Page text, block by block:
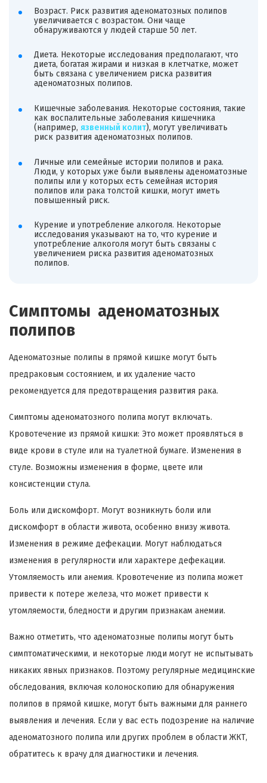
Возраст. Риск развития аденоматозных полипов
увеличивается с возрастом. Они чаще
обнаруживаются у людей старше 50 лет.
Диета. Некоторые исследования предполагают, что
диета, богатая жирами и низкая в клетчатке, может
быть связана с увеличением риска развития
аденоматозных полипов.
Кишечные заболевания. Некоторые состояния, такие
как воспалительные заболевания кишечника
(например, язвенный колит), могут увеличивать
риск развития аденоматозных полипов.
Личные или семейные истории полипов и рака.
Люди, у которых уже были выявлены аденоматозные
полипы или у которых есть семейная история
полипов или рака толстой кишки, могут иметь
повышенный риск.
Курение и употребление алкоголя. Некоторые
исследования указывают на то, что курение и
употребление алкоголя могут быть связаны с
увеличением риска развития аденоматозных
полипов.
Симптомы аденоматозных
полипов
Аденоматозные полипы в прямой кишке могут быть
предраковым состоянием, и их удаление часто
рекомендуется для предотвращения развития рака.
Симптомы аденоматозного полипа могут включать.
Кровотечение из прямой кишки: Это может проявляться в
виде крови в стуле или на туалетной бумаге. Изменения в
стуле. Возможны изменения в форме, цвете или
консистенции стула.
Боль или дискомфорт. Могут возникнуть боли или
дискомфорт в области живота, особенно внизу живота.
Изменения в режиме дефекации. Могут наблюдаться
изменения в регулярности или характере дефекации.
Утомляемость или анемия. Кровотечение из полипа может
привести к потере железа, что может привести к
утомляемости, бледности и другим признакам анемии.
Важно отметить, что аденоматозные полипы могут быть
симптоматическими, и некоторые люди могут не испытывать
никаких явных признаков. Поэтому регулярные медицинские
обследования, включая колоноскопию для обнаружения
полипов в прямой кишке, могут быть важными для раннего
выявления и лечения. Если у вас есть подозрение на наличие
аденоматозного полипа или других проблем в области ЖКТ,
обратитесь к врачу для диагностики и лечения.